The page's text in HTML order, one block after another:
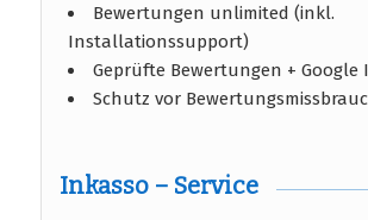
Bewertungen unlimited (inkl.
Installationssupport)
Geprüfte Bewertungen +
Schutz vor
Inkasso – Service